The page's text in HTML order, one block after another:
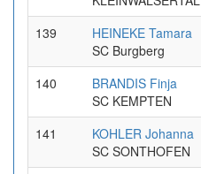
139
HEINEKE Tamara
SC Burgberg
140
BRANDIS Finja
SC KEMPTEN
141
KOHLER Johanna
SC SONTHOFEN